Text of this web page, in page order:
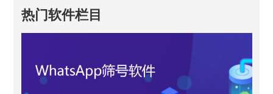
热门软件栏目